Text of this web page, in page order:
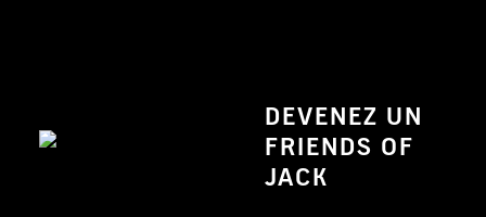
DEVENEZ UN
FRIENDS OF
JACK